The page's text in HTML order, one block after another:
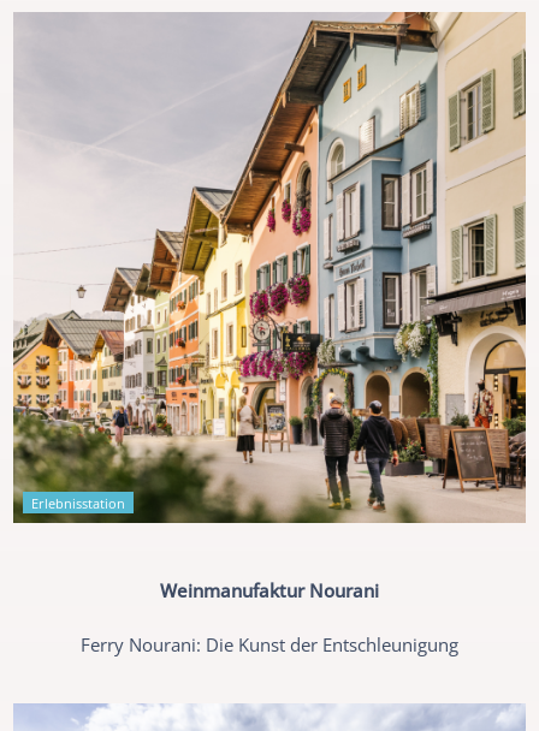
Erlebnisstation
Weinmanufaktur Nourani
Ferry Nourani: Die Kunst der Entschleunigung